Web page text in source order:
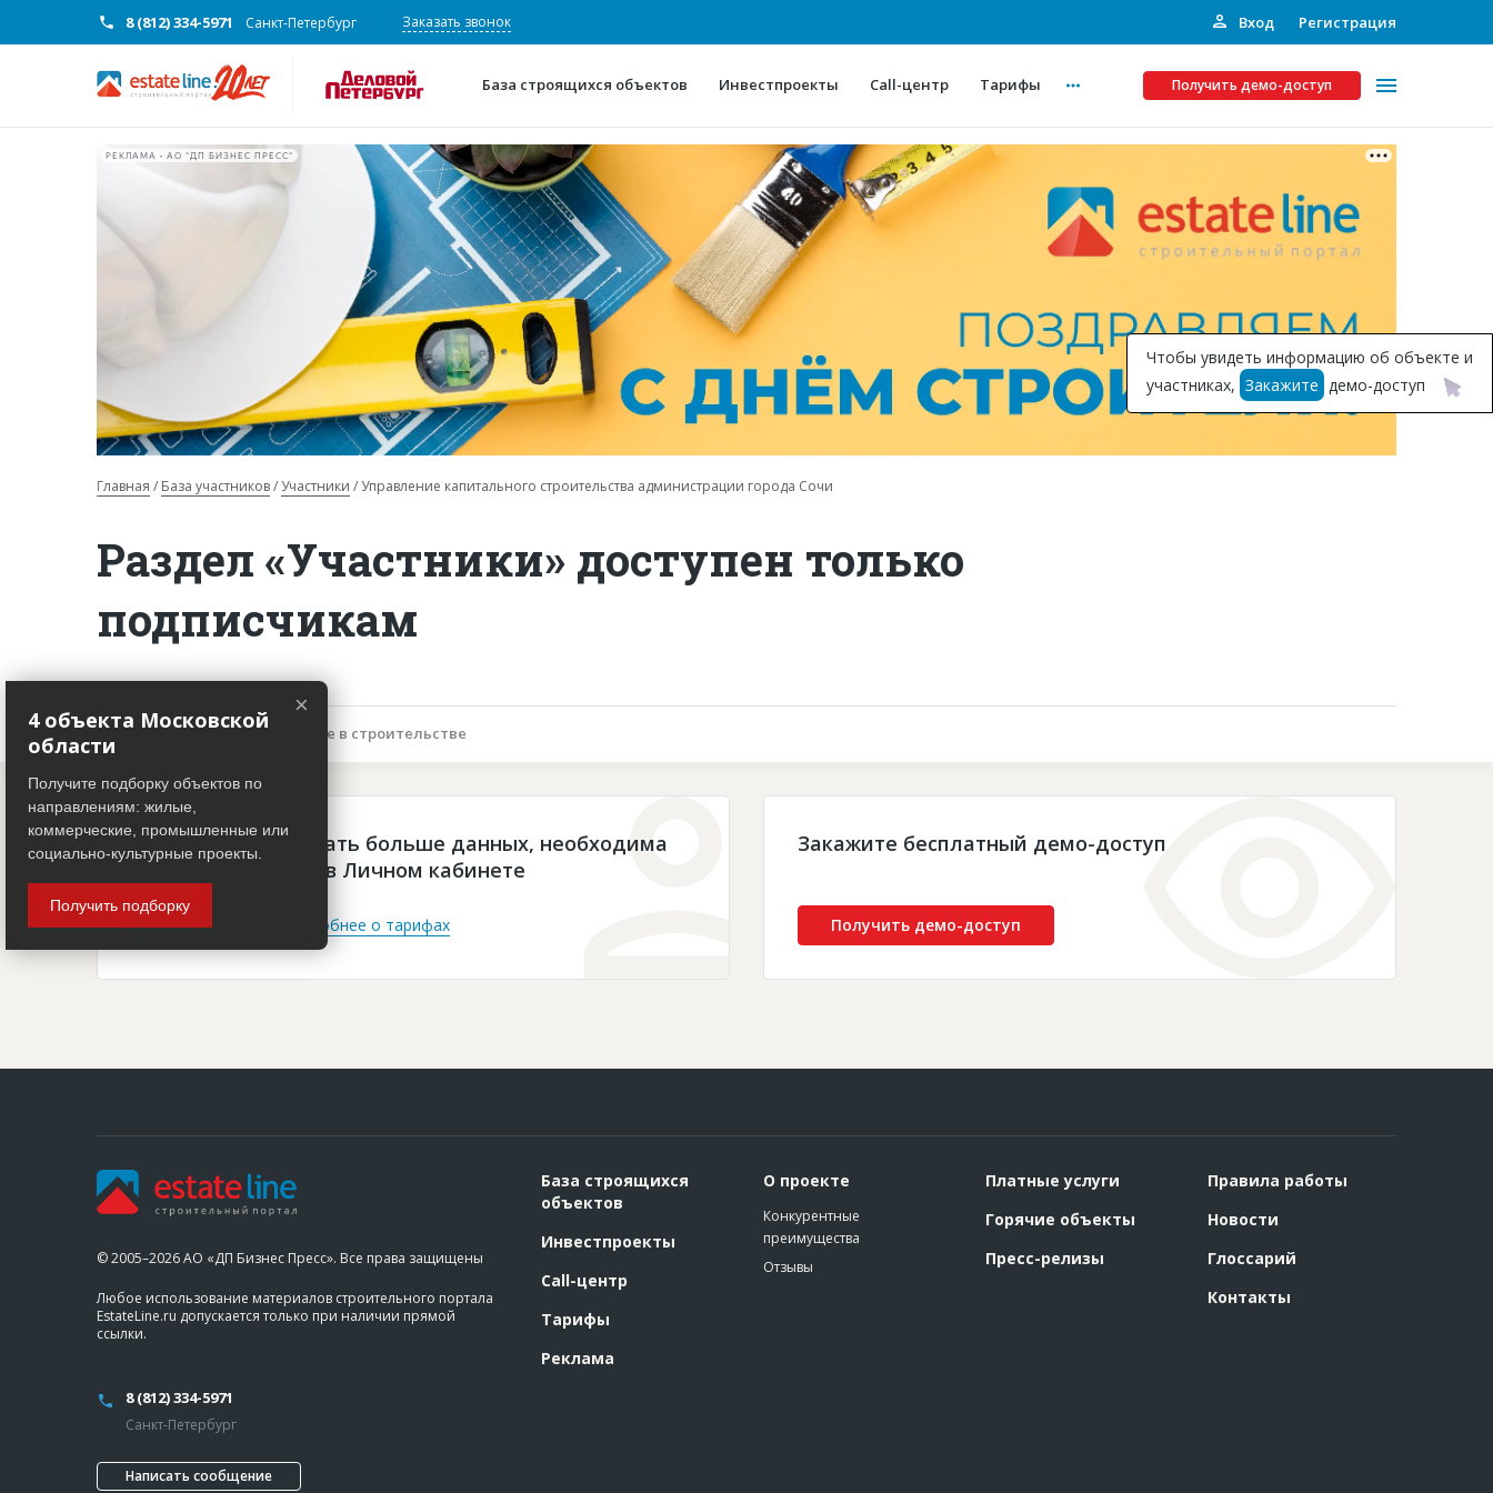
8 (812) 334-5971 Санкт-Петербург Заказать звонок Вход Регистрация
База строящихся объектов Инвестпроекты Call-центр Тарифы Получить демо-доступ
О проекте
Конкурентные преимущества
Горячие объекты
Глоссарий
Платные услуги
Рекламодателям
Инвестпроекты
Подписка на Базу
РЕКЛАМА • АО "ДП БИЗНЕС ПРЕСС"
Главная База участников Участники Управление капитального строительства администрации города Сочи
Раздел «Участники» доступен только
подписчикам
Описание объекта Участие в строительстве
Чтобы просматривать больше данных, необходима
платная подписка в Личном кабинете
Войти Подробнее о тарифах
Закажите бесплатный демо-доступ
Получить демо-доступ
Чтобы увидеть информацию об объекте и
участниках, Закажите демо-доступ
© 2005–2026 АО «ДП Бизнес Пресс». Все права защищены
Любое использование материалов строительного портала
EstateLine.ru допускается только при наличии прямой
ссылки.
8 (812) 334-5971
Санкт-Петербург
Написать сообщение
База строящихся
объектов
Инвестпроекты
Call-центр
Тарифы
Реклама
О проекте
Конкурентные
преимущества
Отзывы
Платные услуги
Горячие объекты
Пресс-релизы
Правила работы
Новости
Глоссарий
Контакты
×
4 объекта Московской
области
Получите подборку объектов по
направлениям: жилые,
коммерческие, промышленные или
социально-культурные проекты.
Получить подборку